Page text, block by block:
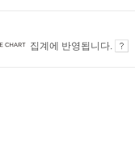
집계에 반영됩니다.